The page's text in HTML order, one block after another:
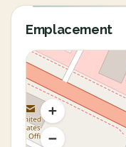
Emplacement